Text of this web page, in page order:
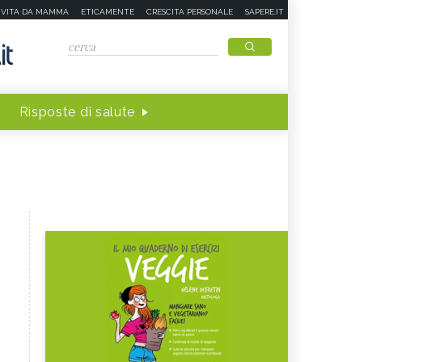
VITA DA MAMMA ETICAMENTE CRESCITA PERSONALE SAPERE.IT
Risposte di salute